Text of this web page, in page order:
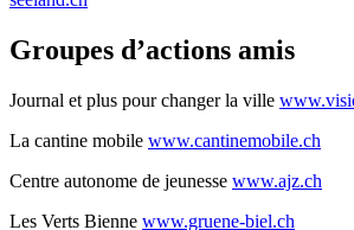
Groupes d’actions amis
Journal et plus pour changer la ville
La cantine mobile www.cantinemobile.ch
Centre autonome de jeunesse www.ajz.ch
Les Verts Bienne www.gruene-biel.ch